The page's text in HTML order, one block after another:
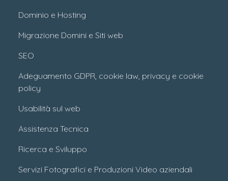
Dominio e Hosting
Migrazione Domini e Siti web
SEO
Adeguamento GDPR, cookie law, privacy e cookie
policy
Usabilità sul web
Assistenza Tecnica
Ricerca e Sviluppo
Servizi Fotografici e Produzioni Video aziendali